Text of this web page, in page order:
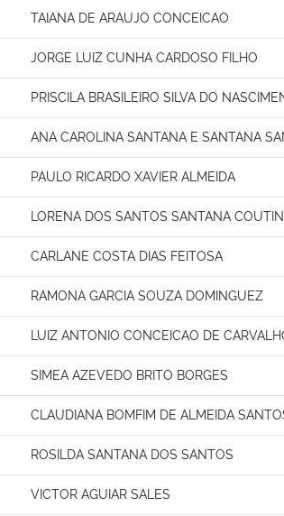
TAIANA DE ARAUJO CONCEICAO
JORGE LUIZ CUNHA CARDOSO FILHO
PRISCILA BRASILEIRO SILVA DO
ANA CAROLINA SANTANA E SANTANA
PAULO RICARDO XAVIER ALMEIDA
LORENA DOS SANTOS SANTANA
CARLANE COSTA DIAS FEITOSA
RAMONA GARCIA SOUZA DOMINGUEZ
LUIZ ANTONIO CONCEICAO DE
SIMEA AZEVEDO BRITO BORGES
CLAUDIANA BOMFIM DE ALMEIDA
ROSILDA SANTANA DOS SANTOS
VICTOR AGUIAR SALES